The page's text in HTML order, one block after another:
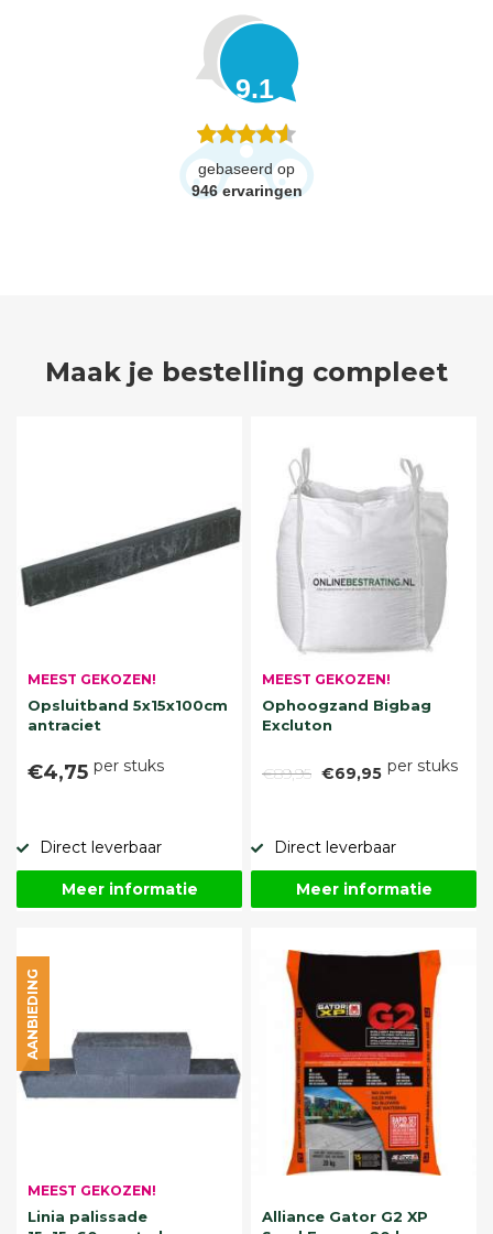
9.1
gebaseerd op
946 ervaringen
Maak je bestelling compleet
MEEST GEKOZEN!
Opsluitband 5x15x100cm
antraciet
€4,75 per stuks
Direct leverbaar
Meer informatie
MEEST GEKOZEN!
Ophoogzand Bigbag
Excluton
€89,95 €69,95 per stuks
Direct leverbaar
Meer informatie
MEEST GEKOZEN!
Linia palissade
AANBIEDING
Alliance Gator G2 XP